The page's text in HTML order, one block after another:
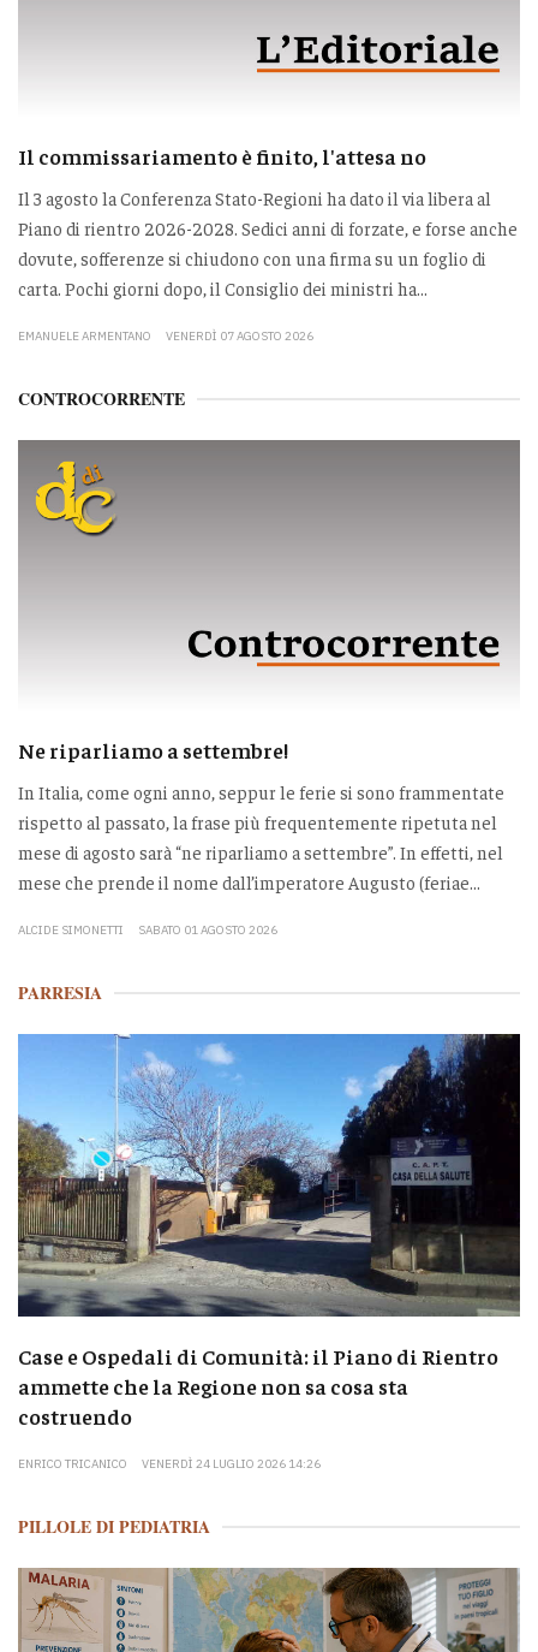
Il commissariamento è finito, l'attesa no
Il 3 agosto la Conferenza Stato-Regioni ha dato il via libera al
Piano di rientro 2026-2028. Sedici anni di forzate, e forse anche
dovute, sofferenze si chiudono con una firma su un foglio di
carta. Pochi giorni dopo, il Consiglio dei ministri ha...
EMANUELE ARMENTANO VENERDÌ 07 AGOSTO 2026
CONTROCORRENTE
Ne riparliamo a settembre!
In Italia, come ogni anno, seppur le ferie si sono frammentate
rispetto al passato, la frase più frequentemente ripetuta nel
mese di agosto sarà “ne riparliamo a settembre”. In effetti, nel
mese che prende il nome dall’imperatore Augusto (feriae...
ALCIDE SIMONETTI SABATO 01 AGOSTO 2026
PARRESIA
Case e Ospedali di Comunità: il Piano di Rientro
ammette che la Regione non sa cosa sta
costruendo
ENRICO TRICANICO VENERDÌ 24 LUGLIO 2026 14:26
PILLOLE DI PEDIATRIA